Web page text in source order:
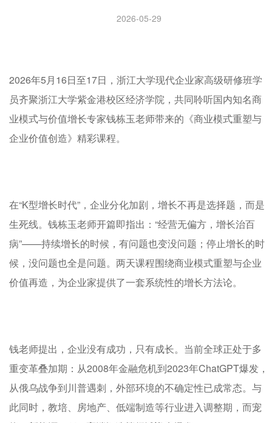
2026-05-29
2026年5月16日至17日，浙江大学现代企业家高级研修班学
员齐聚浙江大学紫金港校区经济学院，共同聆听国内知名商
业模式与价值增长专家钱栋玉老师带来的《商业模式重塑与
企业价值创造》精彩课程。
在“K型增长时代”，企业分化加剧，增长不再是选择题，而是
生死线。钱栋玉老师开篇即指出：“经营无偏方，增长治百
病”——持续增长的时候，有问题也变没问题；停止增长的时
候，没问题也全是问题。两天课程围绕商业模式重塑与企业
价值再造，为企业家提供了一套系统性的增长方法论。
钱老师提出，企业没有成功，只有成长。当前全球正处于多
重变革叠加期：从2008年金融危机到2023年ChatGPT爆发，
从俄乌战争到川普遇刺，外部环境的不确定性已成常态。与
此同时，教培、房地产、低端制造等行业进入调整期，而宠